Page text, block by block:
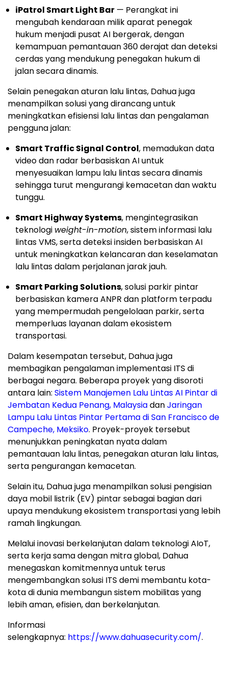
iPatrol Smart Light Bar — Perangkat ini
mengubah kendaraan milik aparat penegak
hukum menjadi pusat AI bergerak, dengan
kemampuan pemantauan 360 derajat dan deteksi
cerdas yang mendukung penegakan hukum di
jalan secara dinamis.
Selain penegakan aturan lalu lintas, Dahua juga
menampilkan solusi yang dirancang untuk
meningkatkan efisiensi lalu lintas dan pengalaman
pengguna jalan:
Smart Traffic Signal Control, memadukan data
video dan radar berbasiskan AI untuk
menyesuaikan lampu lalu lintas secara dinamis
sehingga turut mengurangi kemacetan dan waktu
tunggu.
Smart Highway Systems, mengintegrasikan
teknologi weight-in-motion, sistem informasi lalu
lintas VMS, serta deteksi insiden berbasiskan AI
untuk meningkatkan kelancaran dan keselamatan
lalu lintas dalam perjalanan jarak jauh.
Smart Parking Solutions, solusi parkir pintar
berbasiskan kamera ANPR dan platform terpadu
yang mempermudah pengelolaan parkir, serta
memperluas layanan dalam ekosistem
transportasi.
Dalam kesempatan tersebut, Dahua juga
membagikan pengalaman implementasi ITS di
berbagai negara. Beberapa proyek yang disoroti
antara lain: Sistem Manajemen Lalu Lintas AI Pintar di
Jembatan Kedua Penang, MalaysiadanJaringan
Lampu Lalu Lintas Pintar Pertama di San Francisco de
Campeche, Meksiko. Proyek-proyek tersebut
menunjukkan peningkatan nyata dalam
pemantauan lalu lintas, penegakan aturan lalu lintas,
serta pengurangan kemacetan.
Selain itu, Dahua juga menampilkan solusi pengisian
daya mobil listrik (EV) pintar sebagai bagian dari
upaya mendukung ekosistem transportasi yang lebih
ramah lingkungan.
Melalui inovasi berkelanjutan dalam teknologi AIoT,
serta kerja sama dengan mitra global, Dahua
menegaskan komitmennya untuk terus
mengembangkan solusi ITS demi membantu kota-
kota di dunia membangun sistem mobilitas yang
lebih aman, efisien, dan berkelanjutan.
Informasi
selengkapnya: https://www.dahuasecurity.com/.